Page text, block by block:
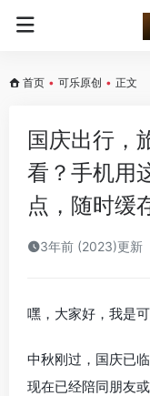
首页 • 可乐原创 • 正文
国庆出行，
看？手机用
点，随时缓
3年前 (2023)更新
嘿，大家好，我是可
中秋刚过，国庆已
现在已经陪同朋友